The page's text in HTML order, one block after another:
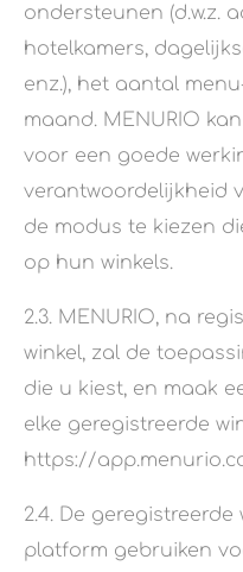
ondersteunen (d.w.z.
hotelkamers,
enz.), het aantal
maand. MENURIO
voor een goede
verantwoordelijkheid
de modus te kiezen
op hun winkels.
2.3. MENURIO, na
winkel, zal de
die u kiest, en maak
elke geregistreerde
https://
2.4. De
platform gebruiken